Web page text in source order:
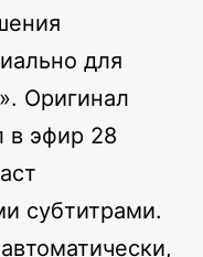
для
Оригинал
в эфир 28
субтитрами.